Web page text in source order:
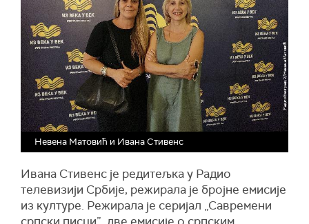
Невена Матовић и Ивана Стивенс
Ивана Стивенс је редитељка у Радио
телевизији Србије, режирала је бројне емисије
из културе. Режирала је серијал „Савремени